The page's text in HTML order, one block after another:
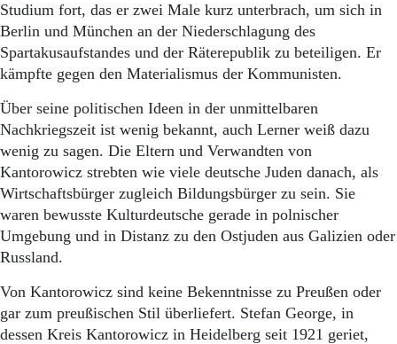
Studium fort, das er zwei Male kurz unterbrach, um sich in
Berlin und München an der Niederschlagung des
Spartakusaufstandes und der Räterepublik zu beteiligen. Er
kämpfte gegen den Materialismus der Kommunisten.
Über seine politischen Ideen in der unmittelbaren
Nachkriegszeit ist wenig bekannt, auch Lerner weiß dazu
wenig zu sagen. Die Eltern und Verwandten von
Kantorowicz strebten wie viele deutsche Juden danach, als
Wirtschaftsbürger zugleich Bildungsbürger zu sein. Sie
waren bewusste Kulturdeutsche gerade in polnischer
Umgebung und in Distanz zu den Ostjuden aus Galizien oder
Russland.
Von Kantorowicz sind keine Bekenntnisse zu Preußen oder
gar zum preußischen Stil überliefert. Stefan George, in
dessen Kreis Kantorowicz in Heidelberg seit 1921 geriet,